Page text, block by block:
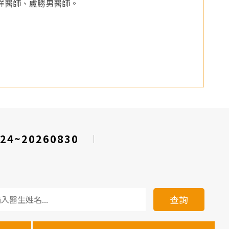
師、盧勝男醫師。
查詢